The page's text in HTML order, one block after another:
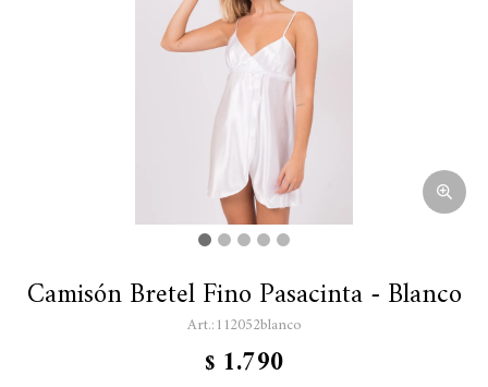
Camisón Bretel Fino Pasacinta - Blanco
112052blanco
$ 1.790